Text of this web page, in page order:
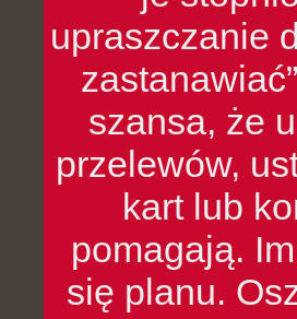
upraszczanie
szansa, że
przelewów,
kart lub
pomagają.
się planu.